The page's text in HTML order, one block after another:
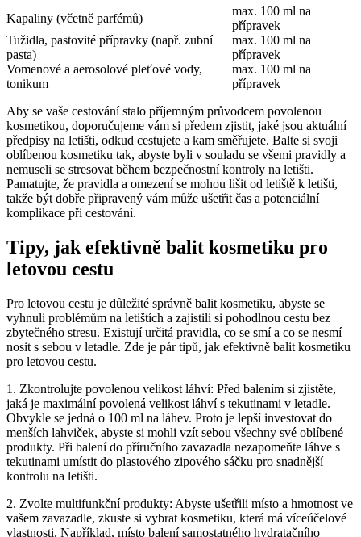
Kapaliny (včetně parfémů)
max. 100 ml na
přípravek
Tužidla, pastovité přípravky (např. zubní
pasta)
max. 100 ml na
přípravek
Vomenové a aerosolové pleťové vody,
tonikum
max. 100 ml na
přípravek
Aby se vaše cestování stalo příjemným průvodcem povolenou
kosmetikou, doporučujeme vám si předem zjistit, jaké jsou aktuální
předpisy na letišti, odkud cestujete a kam směřujete. Balte si svoji
oblíbenou kosmetiku tak, abyste byli v souladu se všemi pravidly a
nemuseli se stresovat během bezpečnostní kontroly na letišti.
Pamatujte, že pravidla a omezení se mohou lišit od letiště k letišti,
takže být dobře připravený vám může ušetřit čas a potenciální
komplikace při cestování.
Tipy, jak efektivně balit kosmetiku pro
letovou cestu
Pro letovou cestu je důležité správně balit kosmetiku, abyste se
vyhnuli problémům na letištích a zajistili si pohodlnou cestu bez
zbytečného stresu. Existují určitá pravidla, co se smí a co se nesmí
nosit s sebou v letadle. Zde je pár tipů, jak efektivně balit kosmetiku
pro letovou cestu.
1. Zkontrolujte povolenou velikost láhví: Před balením si zjistěte,
jaká je maximální povolená velikost láhví s tekutinami v letadle.
Obvykle se jedná o 100 ml na láhev. Proto je lepší investovat do
menších lahviček, abyste si mohli vzít sebou všechny své oblíbené
produkty. Při balení do příručního zavazadla nezapomeňte láhve s
tekutinami umístit do plastového zipového sáčku pro snadnější
kontrolu na letišti.
2. Zvolte multifunkční produkty: Abyste ušetřili místo a hmotnost ve
vašem zavazadle, zkuste si vybrat kosmetiku, která má víceúčelové
vlastnosti. Například, místo balení samostatného hydratačního